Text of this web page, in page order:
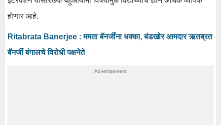
होणार आहे.
Ritabrata Banerjee : ममता बॅनर्जींना धक्का, बंडखोर आमदार ऋतब्रत
बॅनर्जी बंगालचे विरोधी पक्षनेते